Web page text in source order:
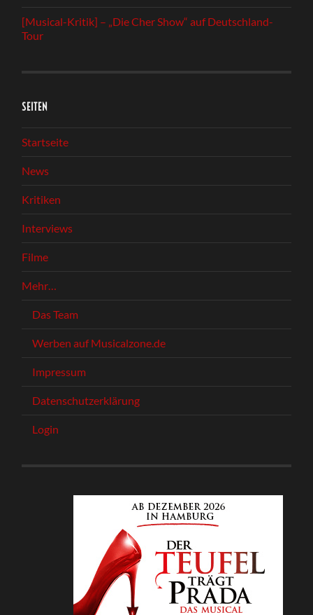
[Musical-Kritik] – „Die Cher Show“ auf Deutschland-
Tour
SEITEN
Startseite
News
Kritiken
Interviews
Filme
Mehr…
Das Team
Werben auf Musicalzone.de
Impressum
Datenschutzerklärung
Login